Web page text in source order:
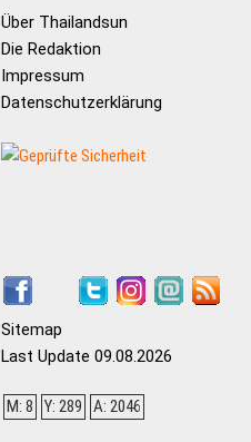
Über Thailandsun
Die Redaktion
Impressum
Datenschutzerklärung
Sitemap
Last Update 09.08.2026
M: 8 Y: 289 A: 2046